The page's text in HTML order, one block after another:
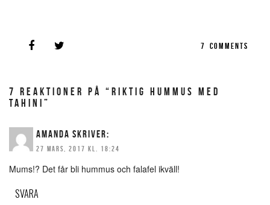
7 COMMENTS
7 REAKTIONER PÅ “RIKTIG HUMMUS MED
TAHINI”
AMANDA SKRIVER:
27 MARS, 2017 KL. 18:24
Mums!? Det får bli hummus och falafel ikväll!
SVARA